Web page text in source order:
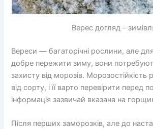
Верес догляд –
Вереси — багаторічні рослини, але
добре пережити зиму, вони
захисту від морозів. Морозостійкість
від сорту, і її варто перевірити перед
інформація зазвичай вказана на
Після перших заморозків, але до